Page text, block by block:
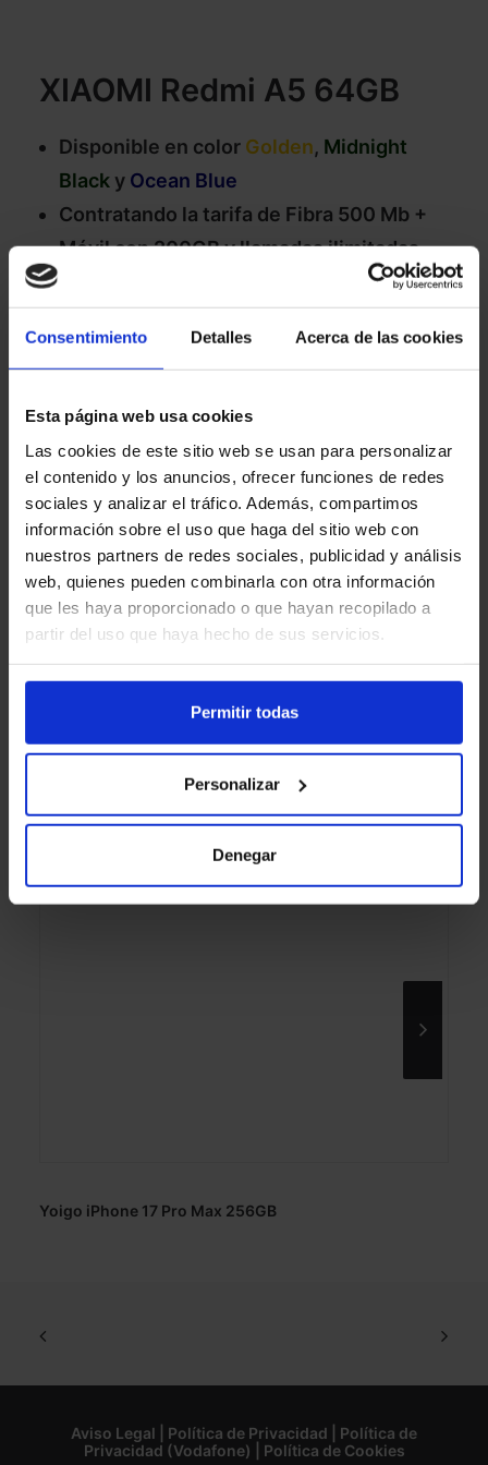
Consentimiento Detalles Acerca de las cookies
Esta página web usa cookies
Las cookies de este sitio web se usan para personalizar
el contenido y los anuncios, ofrecer funciones de redes
sociales y analizar el tráfico. Además, compartimos
información sobre el uso que haga del sitio web con
nuestros partners de redes sociales, publicidad y análisis
web, quienes pueden combinarla con otra información
que les haya proporcionado o que hayan recopilado a
partir del uso que haya hecho de sus servicios.
Permitir todas
Personalizar
Denegar
XIAOMI Redmi A5 64GB
Disponible en color Golden, Midnight
Black y Ocean Blue
Contratando la tarifa de Fibra 500 Mb +
Móvil con200GBy llamadasilimitadas
Sistema operativo Android 15
Cámara frontal de 8MP y cámara trasera
Memoria interna de 64GB
Batería de 5200mAh
LLAMA GRATIS
TE LLAMAMOS
Más ofertas de
dispositivos
Yoigo iPhone 17 Pro Max 256GB
Aviso Legal Política de Privacidad
Política de
Privacidad (Vodafone)
Política de Cookies